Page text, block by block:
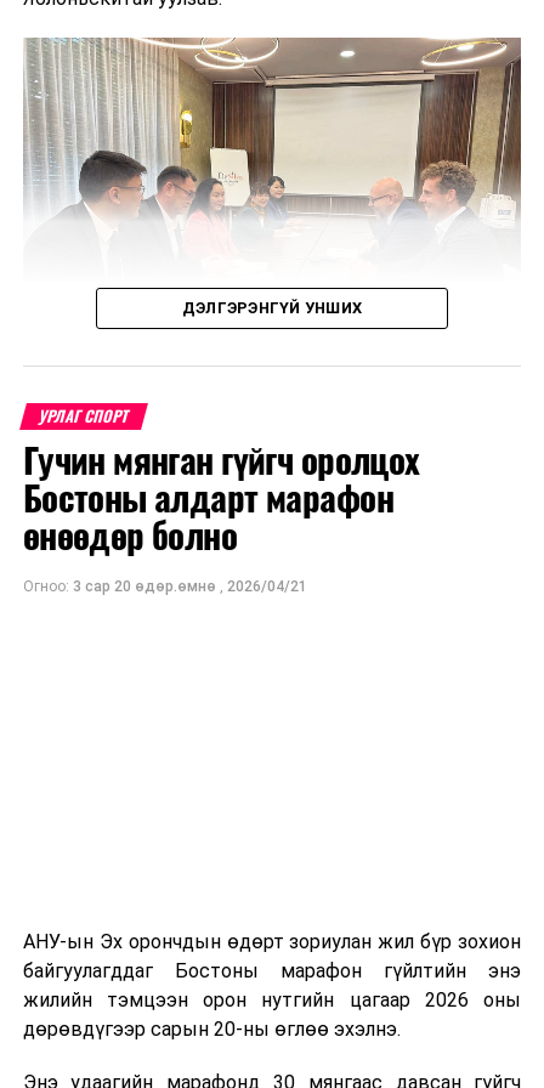
Уулзалтаар Польш болон Монголын өв соёл, ахуй
амьдрал, үндэстний онцлогийг харуулсан
бүтээлүүдийг солилцохоор боллоо.
бүтээсэн "Зөн дагасан монгол адуу" баримтат киног
ДЭЛГЭРЭНГҮЙ УНШИХ
УРЛАГ СПОРТ
Гучин мянган гүйгч оролцох
Бостоны алдарт марафон
өнөөдөр болно
Огноо: 3 сар 20 өдөр.өмнө , 2026/04/21
АНУ-ын Эх орончдын өдөрт зориулан жил бүр зохион
байгуулагддаг Бостоны марафон гүйлтийн энэ
жилийн тэмцээн орон нутгийн цагаар 2026 оны
дөрөвдүгээр сарын 20-ны өглөө эхэлнэ.
Энэ удаагийн марафонд 30 мянгаас давсан гүйгч